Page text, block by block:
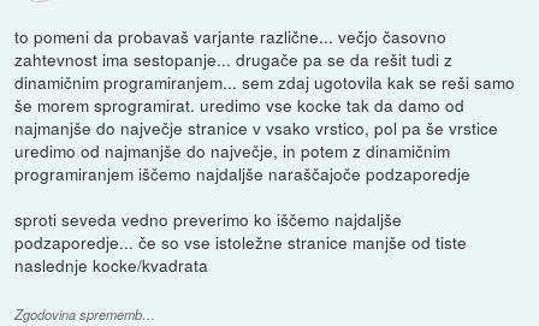
to pomeni da probavaš varjante različne... večjo časovno
zahtevnost ima sestopanje... drugače pa se da rešit tudi z
dinamičnim programiranjem... sem zdaj ugotovila kak se reši samo
še morem sprogramirat. uredimo vse kocke tak da damo od
najmanjše do največje stranice v vsako vrstico, pol pa še vrstice
uredimo od najmanjše do največje, in potem z dinamičnim
programiranjem iščemo najdaljše naraščajoče podzaporedje
sproti seveda vedno preverimo ko iščemo najdaljše
podzaporedje... če so vse istoležne stranice manjše od tiste
naslednje kocke/kvadrata
Zgodovina sprememb…